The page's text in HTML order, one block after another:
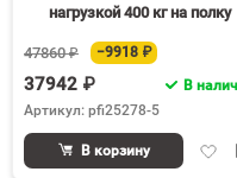
нагрузкой 400 кг на полку
47860 ₽ −9918 ₽
37942 ₽
В
Артикул: pfi25278-5
В корзину